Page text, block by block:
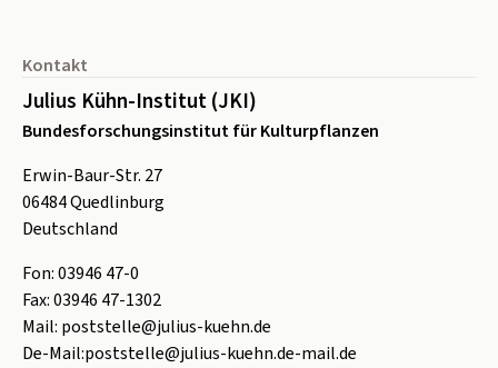
Kontakt
Julius Kühn-Institut (JKI)
Bundesforschungsinstitut für Kulturpflanzen
Erwin-Baur-Str. 27
06484Quedlinburg
Deutschland
Fon:03946 47-0
Fax:03946 47-1302
Mail: poststelle@julius-kuehn.de
De-Mail:poststelle@julius-kuehn.de-mail.de